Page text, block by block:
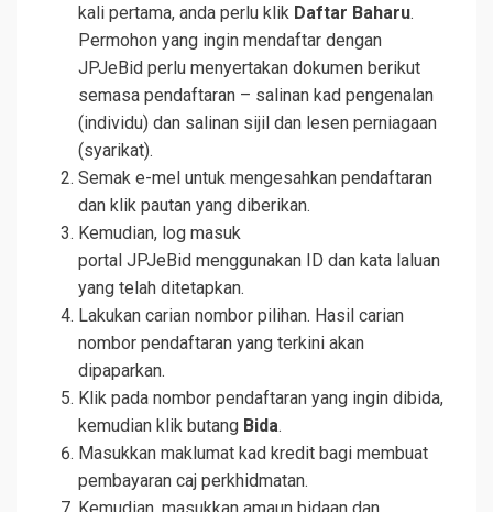
kali pertama, anda perlu klik Daftar Baharu.
Permohon yang ingin mendaftar dengan
JPJeBid perlu menyertakan dokumen berikut
semasa pendaftaran – salinan kad pengenalan
(individu) dan salinan sijil dan lesen perniagaan
(syarikat).
Semak e-mel untuk mengesahkan pendaftaran
dan klik pautan yang diberikan.
Kemudian, log masuk
portal JPJeBid menggunakan ID dan kata laluan
yang telah ditetapkan.
Lakukan carian nombor pilihan. Hasil carian
nombor pendaftaran yang terkini akan
dipaparkan.
Klik pada nombor pendaftaran yang ingin dibida,
kemudian klik butang Bida.
Masukkan maklumat kad kredit bagi membuat
pembayaran caj perkhidmatan.